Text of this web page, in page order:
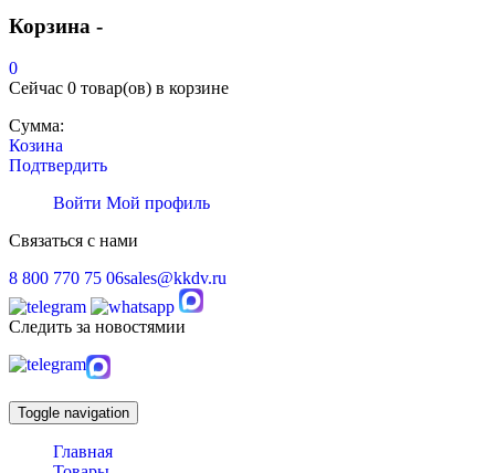
Корзина -
0
Сейчас 0 товар(ов) в корзине
Сумма:
Козина
Подтвердить
Войти Мой профиль
Связаться с нами
8 800 770 75 06sales@kkdv.ru
Следить за новостямии
Toggle navigation
Главная